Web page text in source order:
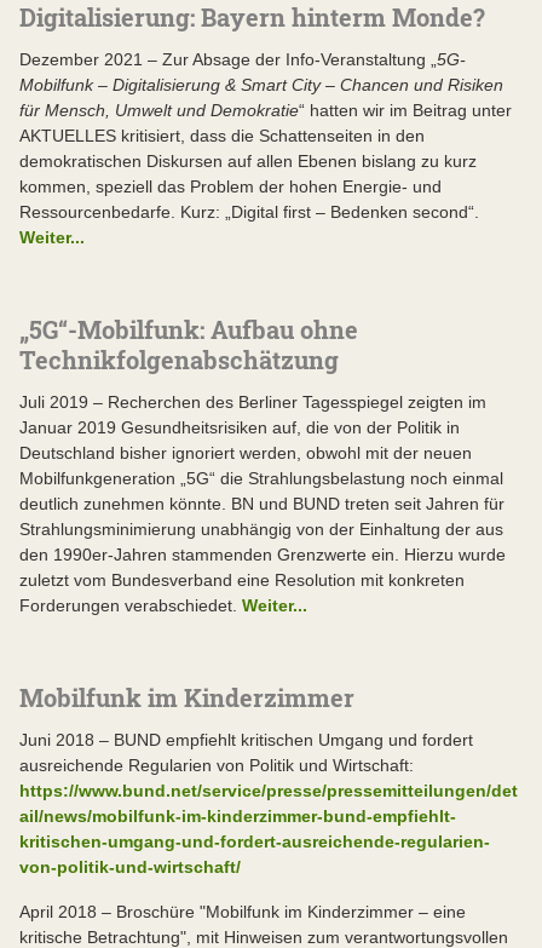
Digitalisierung: Bayern hinterm Monde?
Dezember 2021 – Zur Absage der Info-Veranstaltung „ 5G-
Mobilfunk – Digitalisierung & Smart City – Chancen und Risiken
für Mensch, Umwelt und Demokratie“ hatten wir im Beitrag unter
AKTUELLES kritisiert, dass die Schattenseiten in den
demokratischen Diskursen auf allen Ebenen bislang zu kurz
kommen, speziell das Problem der hohen Energie- und
Ressourcenbedarfe. Kurz: „Digital first – Bedenken second“.
Weiter...
„5G“-Mobilfunk: Aufbau ohne
Technikfolgenabschätzung
Juli 2019 – Recherchen des Berliner Tagesspiegel zeigten im
Januar 2019 Gesundheitsrisiken auf, die von der Politik in
Deutschland bisher ignoriert werden, obwohl mit der neuen
Mobilfunkgeneration „5G“ die Strahlungsbelastung noch einmal
deutlich zunehmen könnte. BN und BUND treten seit Jahren für
Strahlungsminimierung unabhängig von der Einhaltung der aus
den 1990er-Jahren stammenden Grenzwerte ein. Hierzu wurde
zuletzt vom Bundesverband eine Resolution mit konkreten
Forderungen verabschiedet. Weiter...
Mobilfunk im Kinderzimmer
Juni 2018 – BUND empfiehlt kritischen Umgang und fordert
ausreichende Regularien von Politik und Wirtschaft:
https://www.bund.net/service/presse/pressemitteilungen/det
ail/news/mobilfunk-im-kinderzimmer-bund-empfiehlt-
kritischen-umgang-und-fordert-ausreichende-regularien-
von-politik-und-wirtschaft/
April 2018 – Broschüre "Mobilfunk im Kinderzimmer – eine
kritische Betrachtung", mit Hinweisen zum verantwortungsvollen